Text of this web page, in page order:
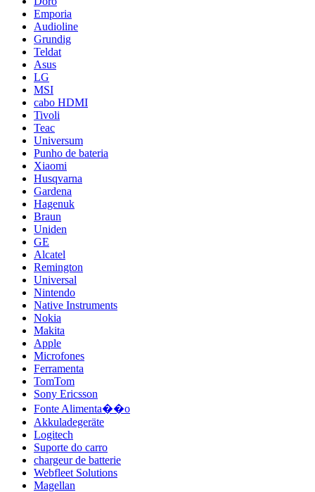
Emporia
Audioline
Grundig
Teldat
Asus
LG
MSI
cabo HDMI
Tivoli
Teac
Universum
Punho de bateria
Xiaomi
Husqvarna
Gardena
Hagenuk
Braun
Uniden
GE
Alcatel
Remington
Universal
Nintendo
Native Instruments
Nokia
Makita
Apple
Microfones
Ferramenta
TomTom
Sony Ericsson
Fonte Alimenta��o
Akkuladegeräte
Logitech
Suporte do carro
chargeur de batterie
Webfleet Solutions
Magellan